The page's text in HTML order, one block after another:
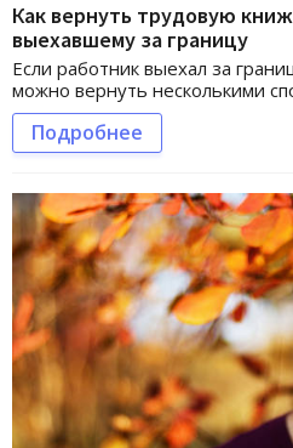
Как вернуть трудовую
выехавшему за границу
Если работник выехал за
можно вернуть несколькими
Подробнее